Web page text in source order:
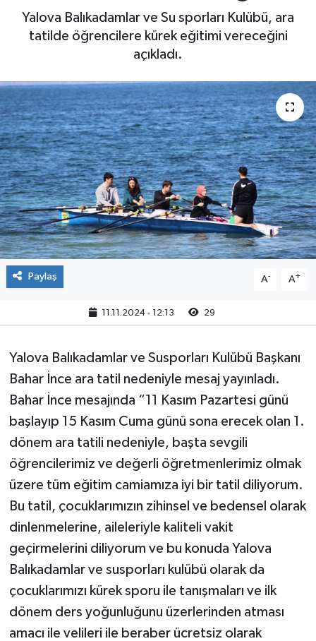
Yalova Balıkadamlar ve Su sporları Kulübü, ara
tatilde öğrencilere kürek eğitimi vereceğini
açıkladı.
Paylaş A- A+
11.11.2024 - 12:13 29
Yalova Balıkadamlar ve Susporları Kulübü Başkanı
Bahar İnce ara tatil nedeniyle mesaj yayınladı.
Bahar İnce mesajında “11 Kasım Pazartesi günü
başlayıp 15 Kasım Cuma günü sona erecek olan 1.
dönem ara tatili nedeniyle, başta sevgili
öğrencilerimiz ve değerli öğretmenlerimiz olmak
üzere tüm eğitim camiamıza iyi bir tatil diliyorum.
Bu tatil, çocuklarımızın zihinsel ve bedensel olarak
dinlenmelerine, aileleriyle kaliteli vakit
geçirmelerini diliyorum ve bu konuda Yalova
Balıkadamlar ve susporları kulübü olarak da
çocuklarımızı kürek sporu ile tanışmaları ve ilk
dönem ders yoğunluğunu üzerlerinden atması
amacı ile velileri ile beraber ücretsiz olarak
Yaşam